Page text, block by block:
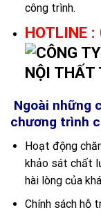
công trình.
HOTLINE:
Ngoài những
chương trình
Hoạt động
khảo sát chất
hài lòng của
Chính sách hỗ